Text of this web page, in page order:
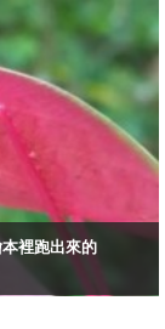
裡跑出來的